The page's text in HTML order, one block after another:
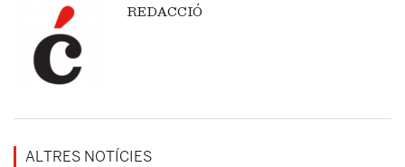
REDACCIÓ
ALTRES NOTÍCIES